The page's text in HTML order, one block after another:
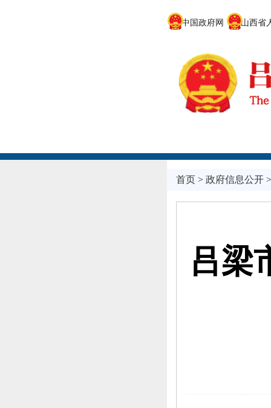
中国政府网 山西省人
首页> 政府信息公开
吕梁